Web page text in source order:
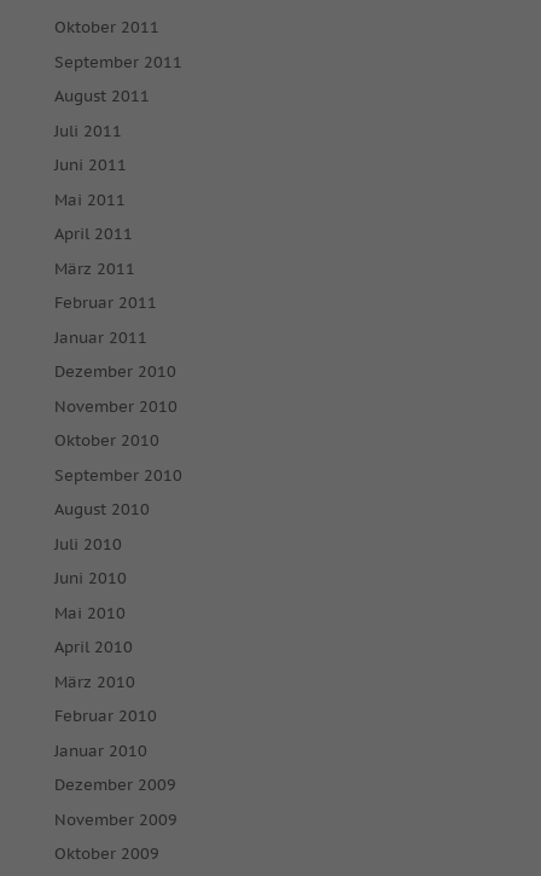
Oktober 2011
September 2011
August 2011
Juli 2011
Juni 2011
Mai 2011
April 2011
März 2011
Februar 2011
Januar 2011
Dezember 2010
November 2010
Oktober 2010
September 2010
August 2010
Juli 2010
Juni 2010
Mai 2010
April 2010
März 2010
Februar 2010
Januar 2010
Dezember 2009
November 2009
Oktober 2009